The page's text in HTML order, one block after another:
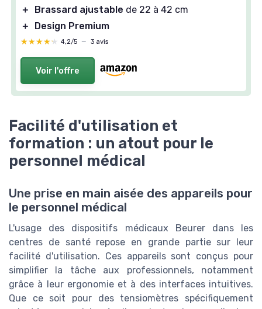
＋
Brassard ajustable de 22 à 42 cm
＋
Design Premium
★★★★★
★★★★★ 4,2/5 — 3 avis
Voir l'offre
Facilité d'utilisation et
formation : un atout pour le
personnel médical
Une prise en main aisée des appareils pour
le personnel médical
L'usage des dispositifs médicaux Beurer dans les
centres de santé repose en grande partie sur leur
facilité d'utilisation. Ces appareils sont conçus pour
simplifier la tâche aux professionnels, notamment
grâce à leur ergonomie et à des interfaces intuitives.
Que ce soit pour des tensiomètres spécifiquement